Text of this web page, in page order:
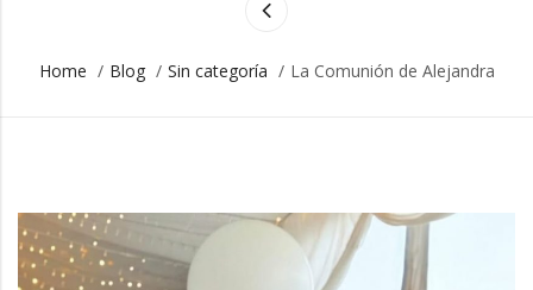
r
s
C
t
Home / Blog / Sin categoría / La Comunión de Alejandra